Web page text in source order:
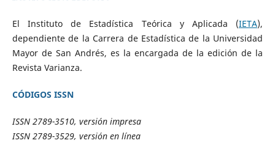
El Instituto de Estadística Teórica y Aplicada (IETA),
dependiente de la Carrera de Estadística de la Universidad
Mayor de San Andrés, es la encargada de la edición de la
Revista Varianza.
CÓDIGOS ISSN
ISSN 2789-3510, versión impresa
ISSN 2789-3529, versión en línea